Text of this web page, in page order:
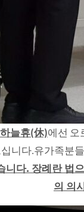
늘휴(休)에선 오
니다.유가족분
니다. 장례란 법
의 의